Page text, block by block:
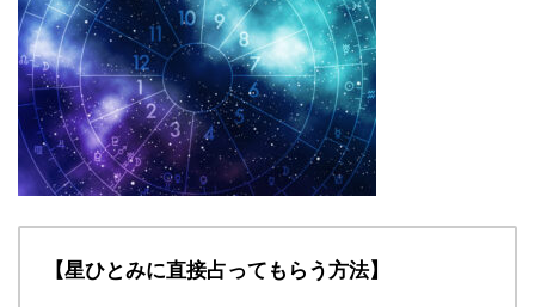
【星ひとみに直接占ってもらう方法】